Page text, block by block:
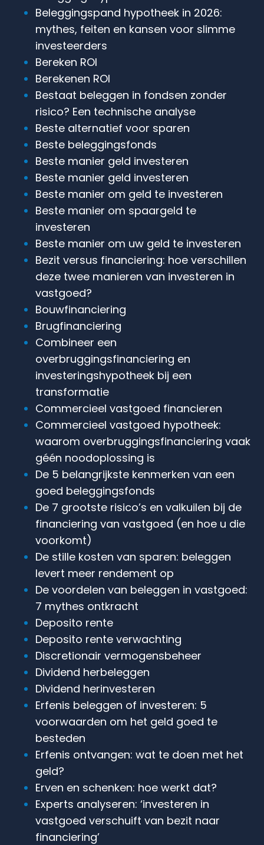
Beleggingspand hypotheek in 2026:
mythes, feiten en kansen voor slimme
investeerders
Bereken ROI
Berekenen ROI
Bestaat beleggen in fondsen zonder
risico? Een technische analyse
Beste alternatief voor sparen
Beste beleggingsfonds
Beste manier geld investeren
Beste manier geld investeren
Beste manier om geld te investeren
Beste manier om spaargeld te
investeren
Beste manier om uw geld te investeren
Bezit versus financiering: hoe verschillen
deze twee manieren van investeren in
vastgoed?
Bouwfinanciering
Brugfinanciering
Combineer een
overbruggingsfinanciering en
investeringshypotheek bij een
transformatie
Commercieel vastgoed financieren
Commercieel vastgoed hypotheek:
waarom overbruggingsfinanciering vaak
géén noodoplossing is
De 5 belangrijkste kenmerken van een
goed beleggingsfonds
De 7 grootste risico’s en valkuilen bij de
financiering van vastgoed (en hoe u die
voorkomt)
De stille kosten van sparen: beleggen
levert meer rendement op
De voordelen van beleggen in vastgoed:
7 mythes ontkracht
Deposito rente
Deposito rente verwachting
Discretionair vermogensbeheer
Dividend herbeleggen
Dividend herinvesteren
Erfenis beleggen of investeren: 5
voorwaarden om het geld goed te
besteden
Erfenis ontvangen: wat te doen met het
geld?
Erven en schenken: hoe werkt dat?
Experts analyseren: ‘investeren in
vastgoed verschuift van bezit naar
financiering’